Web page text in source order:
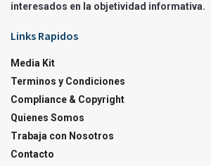
interesados en la objetividad informativa.
Links Rapidos
Media Kit
Terminos y Condiciones
Compliance & Copyright
Quienes Somos
Trabaja con Nosotros
Contacto